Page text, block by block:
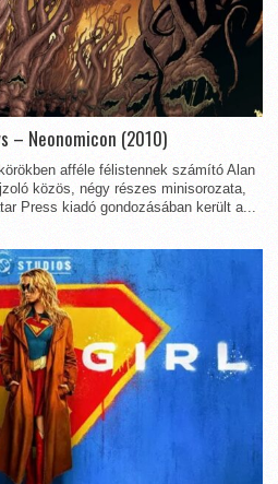
– Neonomicon (2010)
afféle félistennek számító Alan
közös, négy részes minisorozata,
Press kiadó gondozásában került a...